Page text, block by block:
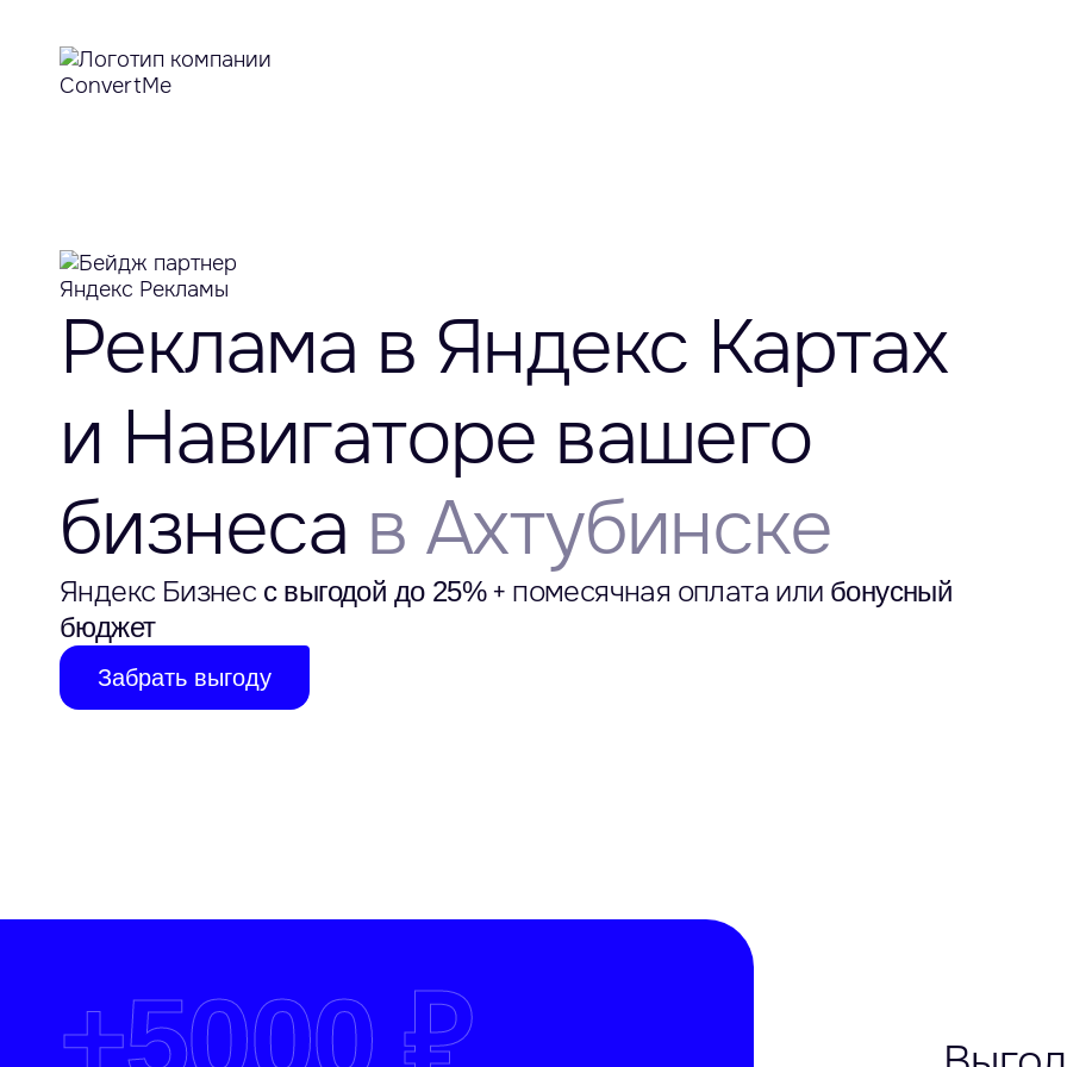
Реклама в Яндекс Картах
и Навигаторе вашего
бизнеса в Ахтубинске
Яндекс Бизнес с выгодой до 25%+ помесячная оплата или бонусный
бюджет
Забрать выгоду
+5000 ₽